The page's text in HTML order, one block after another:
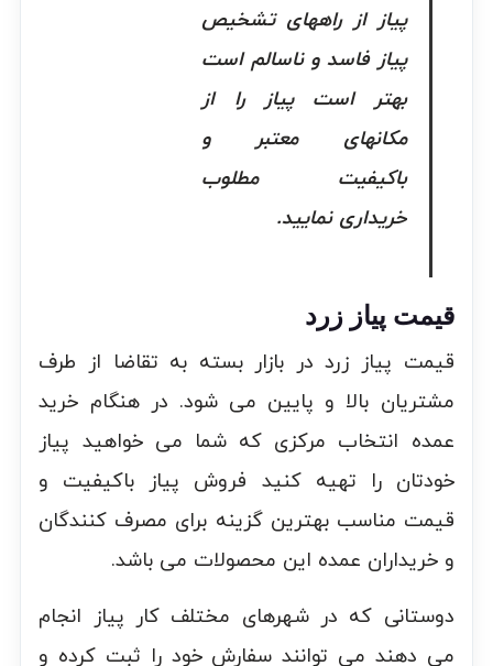
پیاز از راههای تشخیص
پیاز فاسد و ناسالم است
بهتر است پیاز را از
مکانهای معتبر و
باکیفیت مطلوب
خریداری نمایید.
قیمت پیاز زرد
قیمت پیاز زرد در بازار بسته به تقاضا از طرف
مشتریان بالا و پایین می شود. در هنگام خرید
عمده انتخاب مرکزی که شما می خواهید پیاز
خودتان را تهیه کنید فروش پیاز باکیفیت و
قیمت مناسب بهترین گزینه برای مصرف کنندگان
و خریداران عمده این محصولات می باشد.
دوستانی که در شهرهای مختلف کار پیاز انجام
می دهند می توانند سفارش خود را ثبت کرده و